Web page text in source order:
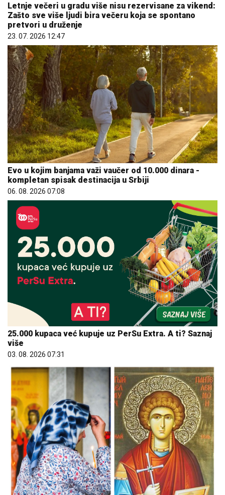
Letnje večeri u gradu više nisu rezervisane za vikend:
Zašto sve više ljudi bira večeru koja se spontano
pretvori u druženje
23. 07. 2026 12:47
Evo u kojim banjama važi vaučer od 10.000 dinara -
kompletan spisak destinacija u Srbiji
06. 08. 2026 07:08
25.000 kupaca već kupuje uz PerSu Extra. A ti? Saznaj
više
03. 08. 2026 07:31